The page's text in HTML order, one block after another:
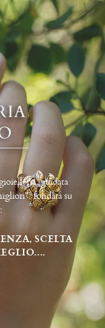
guidata
fondata su
SCELTA